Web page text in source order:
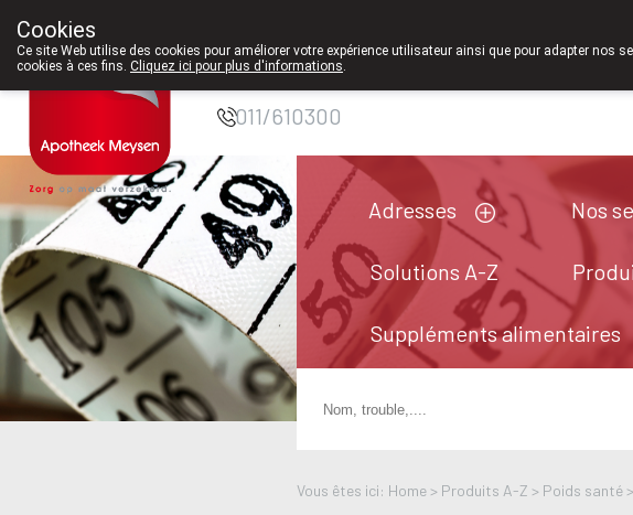
Pharmacie Meysen
SPRL
011/610300
Adresses Nos
Solutions A-Z
Suppléments alimentaires
Vous êtes ici: Home > Produits A-Z > Poids santé >
Cookies
Ce site Web utilise des cookies pour améliorer votre expérience utilisateur ainsi que pour adapter
cookies à ces fins. Cliquez ici pour plus d'informations.